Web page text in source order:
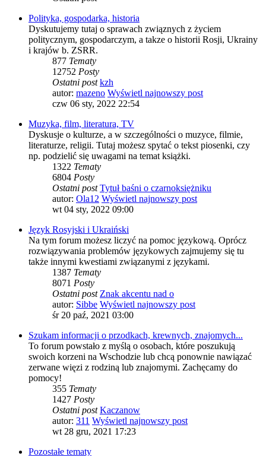
Polityka, gospodarka, historia
Dyskutujemy tutaj o sprawach związnych z życiem
politycznym, gospodarczym, a takze o historii Rosji, Ukrainy
i krajów b. ZSRR.
877 Tematy
12752 Posty
Ostatni post kzh
autor: mazeno Wyświetl najnowszy post
czw 06 sty, 2022 22:54
Muzyka, film, literatura, TV
Dyskusje o kulturze, a w szczególności o muzyce, filmie,
literaturze, religii. Tutaj możesz spytać o tekst piosenki, czy
np. podzielić się uwagami na temat książki.
1322 Tematy
6804 Posty
Ostatni post Tytuł baśni o czarnoksiężniku
autor: Ola12 Wyświetl najnowszy post
wt 04 sty, 2022 09:00
Język Rosyjski i Ukraiński
Na tym forum możesz liczyć na pomoc językową. Oprócz
rozwiązywania problemów językowych zajmujemy się tu
także innymi kwestiami związanymi z językami.
1387 Tematy
8071 Posty
Ostatni post Znak akcentu nad o
autor: Sibbe Wyświetl najnowszy post
śr 20 paź, 2021 03:00
Szukam informacji o przodkach, krewnych, znajomych...
To forum powstało z myślą o osobach, które poszukują
swoich korzeni na Wschodzie lub chcą ponownie nawiązać
zerwane więzi z rodziną lub znajomymi. Zachęcamy do
pomocy!
355 Tematy
1427 Posty
Ostatni post Kaczanow
autor: 311 Wyświetl najnowszy post
wt 28 gru, 2021 17:23
Pozostałe tematy